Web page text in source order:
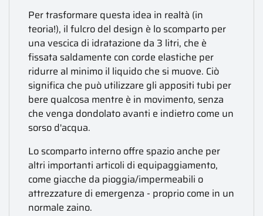
Per trasformare questa idea in realtà (in
teoria!), il fulcro del design è lo scomparto per
una vescica di idratazione da 3 litri, che è
fissata saldamente con corde elastiche per
ridurre al minimo il liquido che si muove. Ciò
significa che può utilizzare gli appositi tubi per
bere qualcosa mentre è in movimento, senza
che venga dondolato avanti e indietro come un
sorso d'acqua.
Lo scomparto interno offre spazio anche per
altri importanti articoli di equipaggiamento,
come giacche da pioggia/impermeabili o
attrezzature di emergenza - proprio come in un
normale zaino.